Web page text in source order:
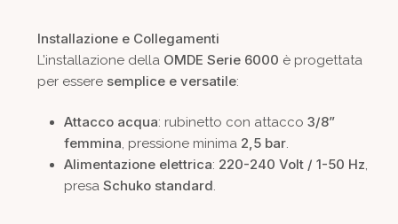
Installazione e Collegamenti
L’installazione della OMDE Serie 6000 è progettata
per essere semplice e versatile:
Attacco acqua: rubinetto con attacco 3/8”
femmina, pressione minima 2,5 bar.
Alimentazione elettrica: 220-240 Volt / 1-50 Hz,
presa Schuko standard.